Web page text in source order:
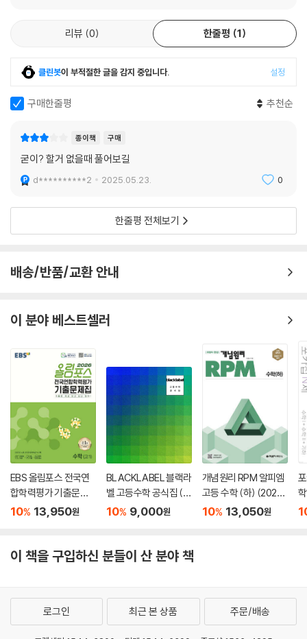
리뷰 0 한줄평 1
클린봇이 부적절한 글을 감지 중입니다. 설정
구매한줄평 추천순
종이책 구매
굳이? 할거 없을때 풀어보길
d**********2 2025.05.23. 0
한줄평 전체보기
배송/반품/교환 안내
이 분야 베스트셀러
EBS 올림포스 전국연
합학력평가 기출문제
집 수학(고1) (2026
10% 13,950원
BLACKLABEL 블랙라
벨 고등수학 공식집 (2
025년용)
10% 9,000원
개념원리 RPM 알피엠
고등 수학 (하) (2024
년용)
10% 13,050원
이 책을 구입하신 분들이 산 분야 책
로그인 최근 본 상품 주문/배송